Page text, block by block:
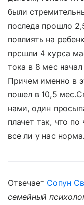
были
последа прошло
повлиять на
прошли 4 курса
тока в 8 мес начал
Причем именно в
пошел в 10,5
нами, один
плачет так, что
все ли у нас
Отвечает Сопун
семейный